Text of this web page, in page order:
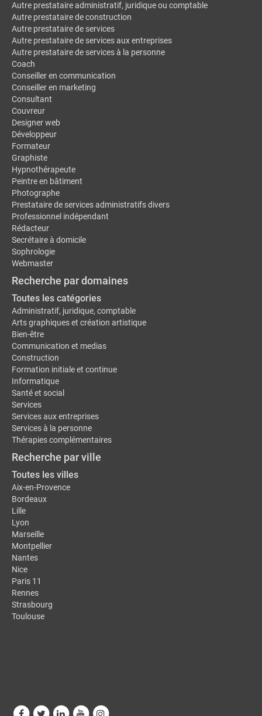
Autre prestataire administratif, juridique ou comptable
Autre prestataire de construction
Autre prestataire de services
Autre prestataire de services aux entreprises
Autre prestataire de services à la personne
Coach
Conseiller en communication
Conseiller en marketing
Consultant
Couvreur
Designer web
Développeur
Formateur
Graphiste
Hypnothérapeute
Peintre en bâtiment
Photographe
Prestataire de services administratifs divers
Professionnel indépendant
Rédacteur
Secrétaire à domicile
Sophrologie
Webmaster
Recherche par domaines
Toutes les catégories
Administratif, juridique, comptable
Arts graphiques et création artistique
Bien-être
Communication et medias
Construction
Formation initiale et continue
Informatique
Santé et social
Services
Services aux entreprises
Services à la personne
Thérapies complémentaires
Recherche par ville
Toutes les villes
Aix-en-Provence
Bordeaux
Lille
Lyon
Marseille
Montpellier
Nantes
Nice
Paris 11
Rennes
Strasbourg
Toulouse